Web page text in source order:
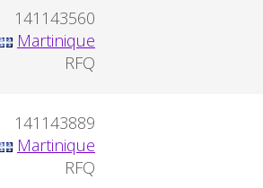
141143560
Martinique
RFQ
141143889
Martinique
RFQ